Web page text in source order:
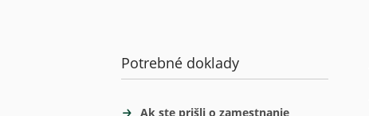
Potrebné doklady
Ak ste prišli o zamestnanie